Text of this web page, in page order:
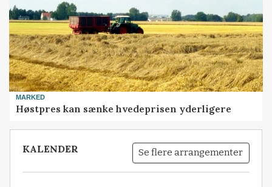
MARKED
Høstpres kan sænke hvedeprisen yderligere
KALENDER Se flere arrangementer